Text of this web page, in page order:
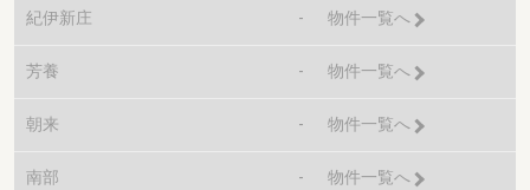
紀伊新庄 - 物件一覧へ
芳養 - 物件一覧へ
朝来 - 物件一覧へ
南部 - 物件一覧へ